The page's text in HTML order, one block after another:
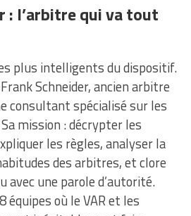
: l’arbitre qui va tout
plus intelligents du dispositif.
Schneider, ancien arbitre
consultant spécialisé sur les
mission : décrypter les
les règles, analyser la
des arbitres, et clore
avec une parole d’autorité.
équipes où le VAR et les